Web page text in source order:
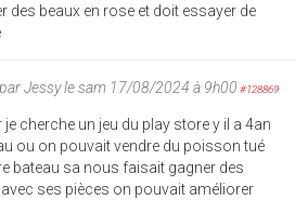
des beaux en rose et doit essayer de
Jessyle sam 17/08/2024 à 9h00 #128869
cherche un jeu du play store y il a 4an
ou on pouvait vendre du poisson tué
bateau sa nous faisait gagner des
avec ses pièces on pouvait améliorer